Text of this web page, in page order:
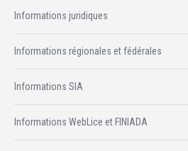
Informations juridiques
Informations régionales et fédérales
Informations SIA
Informations WebLice et FINIADA